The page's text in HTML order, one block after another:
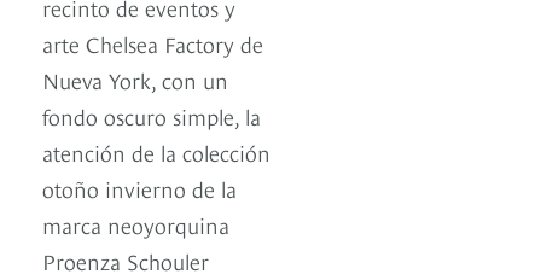
recinto de eventos y
arte Chelsea Factory de
Nueva York, con un
fondo oscuro simple, la
atención de la colección
otoño invierno de la
marca neoyorquina
Proenza Schouler